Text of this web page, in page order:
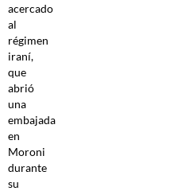
acercado
al
régimen
iraní,
que
abrió
una
embajada
en
Moroni
durante
su